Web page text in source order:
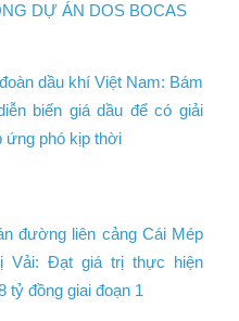
DỰ ÁN DOS BOCAS
dầu khí Việt Nam: Bám
biến giá dầu để có giải
ứng phó kịp thời
đường liên cảng Cái Mép
Vải: Đạt giá trị thực hiện
tỷ đồng giai đoạn 1